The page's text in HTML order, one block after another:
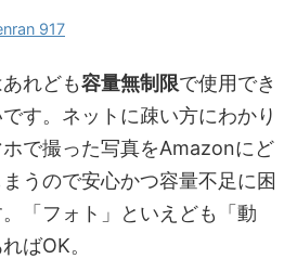
917
れども容量無制限で使用でき
す。ネットに疎い方にわかり
で撮った写真をAmazonにど
うので安心かつ容量不足に困
「フォト」といえども「動
ばOK。